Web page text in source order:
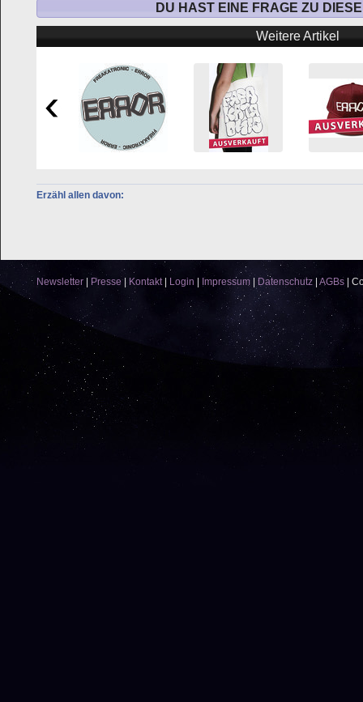
DU HAST EINE FRAGE ZU
Weitere Artikel
Erzähl allen davon:
Newsletter Presse| Kontakt| Login Impressum Datenschutz AGBs